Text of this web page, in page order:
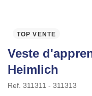
TOP VENTE
Veste
Heimlich
Ref. 311311 - 311313